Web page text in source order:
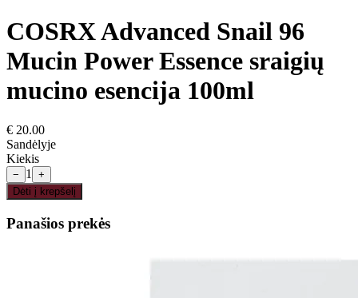
COSRX Advanced Snail 96
Mucin Power Essence sraigių
mucino esencija 100ml
€ 20.00
Sandėlyje
Kiekis
− 1
+
Dėti į krepšelį
Panašios prekės